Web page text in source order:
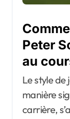
Peter
au
Le style de
manière
carrière,